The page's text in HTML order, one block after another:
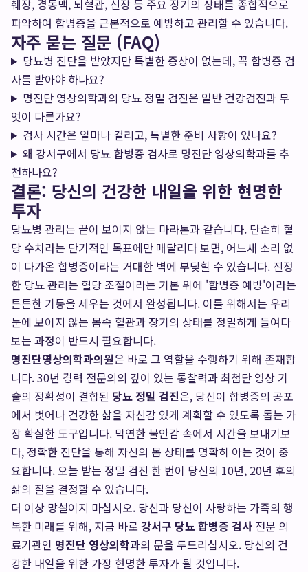
췌장, 경동맥, 뇌혈관, 신장 등 주요 장기의 상태를 종합적으로
파악하여 합병증을 근본적으로 예방하고 관리할 수 있습니다.
자주 묻는 질문 (FAQ)
당뇨병 진단을 받았지만 특별한 증상이 없는데, 꼭 합병증 검
사를 받아야 하나요?
명진단 영상의학과의 당뇨 정밀 검진은 일반 건강검진과 무
엇이 다른가요?
검사 시간은 얼마나 걸리고, 특별한 준비 사항이 있나요?
왜 강서구에서 당뇨 합병증 검사로 명진단 영상의학과를 추
천하나요?
결론: 당신의 건강한 내일을 위한 현명한
투자
당뇨병 관리는 끝이 보이지 않는 마라톤과 같습니다. 단순히 혈
당 수치라는 단기적인 목표에만 매달리다 보면, 어느새 소리 없
이 다가온 합병증이라는 거대한 벽에 부딪힐 수 있습니다. 진정
한 당뇨 관리는 혈당 조절이라는 기본 위에 '합병증 예방'이라는
튼튼한 기둥을 세우는 것에서 완성됩니다. 이를 위해서는 우리
눈에 보이지 않는 몸속 혈관과 장기의 상태를 정밀하게 들여다
보는 과정이 반드시 필요합니다.
명진단영상의학과의원은 바로 그 역할을 수행하기 위해 존재합
니다. 30년 경력 전문의의 깊이 있는 통찰력과 최첨단 영상 기
술의 정확성이 결합된 당뇨 정밀 검진은, 당신이 합병증의 공포
에서 벗어나 건강한 삶을 자신감 있게 계획할 수 있도록 돕는 가
장 확실한 도구입니다. 막연한 불안감 속에서 시간을 보내기보
다, 정확한 진단을 통해 자신의 몸 상태를 명확히 아는 것이 중
요합니다. 오늘 받는 정밀 검진 한 번이 당신의 10년, 20년 후의
삶의 질을 결정할 수 있습니다.
더 이상 망설이지 마십시오. 당신과 당신이 사랑하는 가족의 행
복한 미래를 위해, 지금 바로 강서구 당뇨 합병증 검사 전문 의
료기관인 명진단 영상의학과의 문을 두드리십시오. 당신의 건
강한 내일을 위한 가장 현명한 투자가 될 것입니다.